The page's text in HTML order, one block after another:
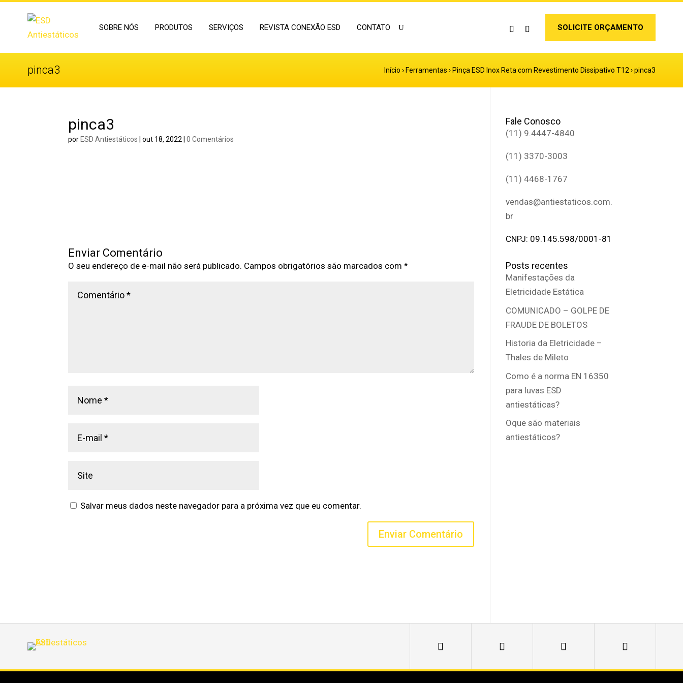
SOBRE NÓS PRODUTOS SERVIÇOS REVISTA CONEXÃO ESD CONTATO SOLICITE ORÇAMENTO
pinca3 Início › Ferramentas › Pinça ESD Inox Reta com Revestimento Dissipativo T12 ›pinca3
pinca3
por ESD Antiestáticos |out 18, 2022 |0 Comentários
Enviar Comentário
O seu endereço de e-mail não será publicado. Campos obrigatórios são marcados com*
Salvar meus dados neste navegador para a próxima vez que eu comentar.
Fale Conosco
(11) 9.4447-4840
(11) 3370-3003
(11) 4468-1767
vendas@antiestaticos.com.
br
CNPJ: 09.145.598/0001-81
Posts recentes
Manifestações da
Eletricidade Estática
COMUNICADO – GOLPE DE
FRAUDE DE BOLETOS
Historia da Eletricidade –
Thales de Mileto
Como é a norma EN 16350
para luvas ESD
antiestáticas?
Oque são materiais
antiestáticos?